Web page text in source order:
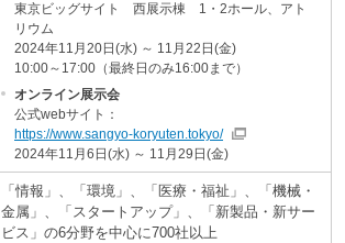
東京ビッグサイト 西展示棟 1・2ホール、アト
リウム
2024年11月20日(水) ～ 11月22日(金)
10:00～17:00（最終日のみ16:00まで）
オンライン展示会
公式webサイト：
https://www.sangyo-koryuten.tokyo/
2024年11月6日(水) ～ 11月29日(金)
「情報」、「環境」、「医療・福祉」、「機械・
金属」、「スタートアップ」、「新製品・新サー
ビス」の6分野を中心に700社以上